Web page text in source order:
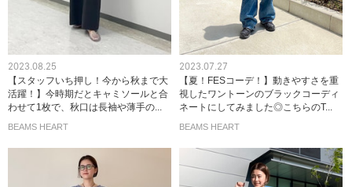
2023.08.25
【スタッフいち押し！今から秋まで大
活躍！】今時期だとキャミソールと合
わせて1枚で、秋口は長袖や薄手の...
BEAMS HEART
2023.07.27
【夏！FESコーデ！】動きやすさを重
視したワントーンのブラックコーディ
ネートにしてみました◎こちらのT...
BEAMS HEART